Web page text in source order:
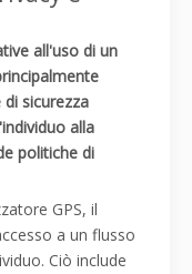
all'uso di un
sicurezza
alla
politiche di
GPS, il
a un flusso
Ciò include